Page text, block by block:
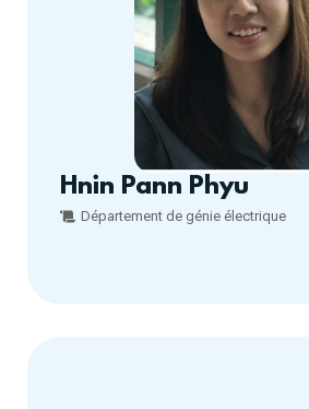
Hnin Pann Phyu
Département de génie électrique